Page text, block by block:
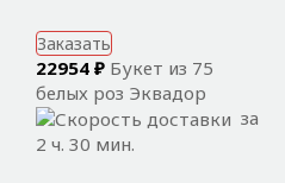
Заказать
22954 ₽ Букет из 75
белых роз Эквадор
за
2 ч. 30 мин.